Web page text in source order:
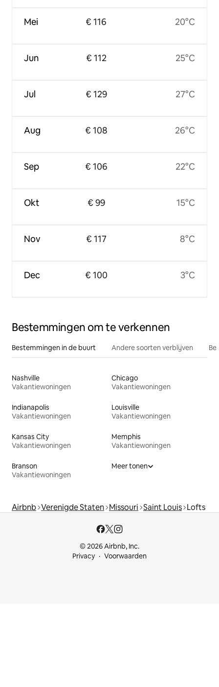
Mei
Jun
Jul
Aug
Sep
Okt
Nov
Dec
€ 116
€ 112
€ 129
€ 108
€ 106
€ 99
€ 117
€ 100
20°C
25°C
27°C
26°C
22°C
15°C
8°C
3°C
Bestemmingen om te verkennen
Bestemmingen in de buurt Andere soorten verblijven
Nashville
Vakantiewoningen
Chicago
Vakantiewoningen
Indianapolis
Vakantiewoningen
Louisville
Vakantiewoningen
Kansas City
Vakantiewoningen
Memphis
Vakantiewoningen
Branson
Vakantiewoningen
Meer tonen
Airbnb Verenigde Staten Missouri Saint Louis Lofts
© 2026 Airbnb, Inc.
Privacy
Voorwaarden